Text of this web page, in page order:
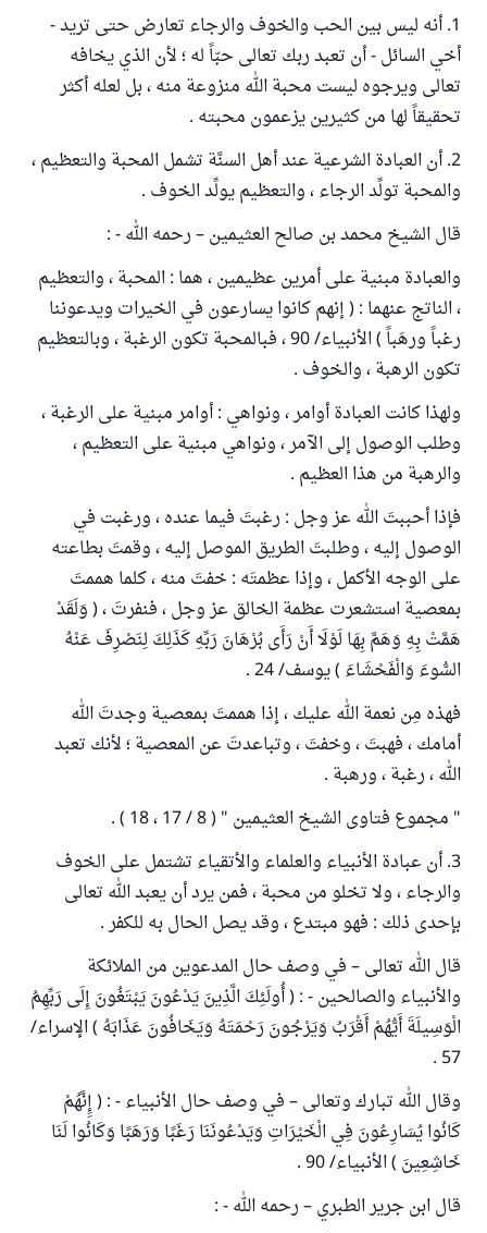
1. أنه ليس بين الحب والخوف والرجاء تعارض حتى تريد -
أخي السائل - أن تعبد ربك تعالى حبّاً له ؛ لأن الذي يخافه
تعالى ويرجوه ليست محبة الله منزوعة منه ، بل لعله أكثر
تحقيقاً لها من كثيرين يزعمون محبته .
2. أن العبادة الشرعية عند أهل السنَّة تشمل المحبة والتعظيم ،
والمحبة تولِّد الرجاء ، والتعظيم يولِّد الخوف .
قال الشيخ محمد بن صالح العثيمين – رحمه الله - :
والعبادة مبنية على أمرين عظيمين ، هما : المحبة ، والتعظيم
، الناتج عنهما : ( إنهم كانوا يسارعون في الخيرات ويدعوننا
رغباً ورهَباً ) الأنبياء/ 90 ، فبالمحبة تكون الرغبة ، وبالتعظيم
تكون الرهبة ، والخوف .
ولهذا كانت العبادة أوامر ، ونواهي : أوامر مبنية على الرغبة ،
وطلب الوصول إلى الآمر ، ونواهي مبنية على التعظيم ،
والرهبة من هذا العظيم .
فإذا أحببتَ الله عز وجل : رغبتَ فيما عنده ، ورغبت في
الوصول إليه ، وطلبتَ الطريق الموصل إليه ، وقمتَ بطاعته
على الوجه الأكمل ، وإذا عظمتَه : خفتَ منه ، كلما هممتَ
بمعصية استشعرت عظمة الخالق عز وجل ، فنفرتَ ، ( وَلَقَدْ
هَمَّتْ بِهِ وَهَمَّ بِهَا لَوْلَا أَنْ رَأَى بُرْهَانَ رَبِّهِ كَذَلِكَ لِنَصْرِفَ عَنْهُ
السُّوءَ وَالْفَحْشَاءَ ) يوسف/ 24 .
فهذه مِن نعمة الله عليك ، إذا هممتَ بمعصية وجدتَ الله
أمامك ، فهبتَ ، وخفتَ ، وتباعدتَ عن المعصية ؛ لأنك تعبد
الله ، رغبة ، ورهبة .
" مجموع فتاوى الشيخ العثيمين " ( 8 / 17 ، 18 ) .
3. أن عبادة الأنبياء والعلماء والأتقياء تشتمل على الخوف
والرجاء ، ولا تخلو من محبة ، فمن يرد أن يعبد الله تعالى
بإحدى ذلك : فهو مبتدع ، وقد يصل الحال به للكفر .
قال الله تعالى – في وصف حال المدعوين من الملائكة
والأنبياء والصالحين - : ( أُولَئِكَ الَّذِينَ يَدْعُونَ يَبْتَغُونَ إِلَى رَبِّهِمُ
الْوَسِيلَةَ أَيُّهُمْ أَقْرَبُ وَيَرْجُونَ رَحْمَتَهُ وَيَخَافُونَ عَذَابَهُ ) الإسراء/
57 .
وقال الله تبارك وتعالى – في وصف حال الأنبياء - : ( إِِنَّهُمْ
كَانُوا يُسَارِعُونَ فِي الْخَيْرَاتِ وَيَدْعُونَنَا رَغَبًا وَرَهَبًا وَكَانُوا لَنَا
خَاشِعِينَ ) الأنبياء/ 90 .
قال ابن جرير الطبري – رحمه الله - :